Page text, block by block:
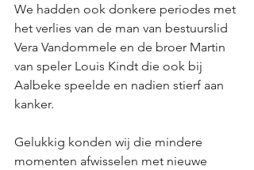
We hadden ook donkere periodes met
het verlies van de man van bestuurslid
Vera Vandommele en de broer Martin
van speler Louis Kindt die ook bij
Aalbeke speelde en nadien stierf aan
kanker.
Gelukkig konden wij die mindere
momenten afwisselen met nieuwe